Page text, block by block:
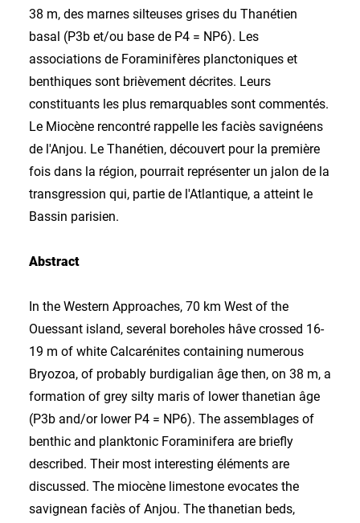
38 m, des marnes silteuses grises du Thanétien
basal (P3b et/ou base de P4 = NP6). Les
associations de Foraminifères planctoniques et
benthiques sont brièvement décrites. Leurs
constituants les plus remarquables sont commentés.
Le Miocène rencontré rappelle les faciès savignéens
de l'Anjou. Le Thanétien, découvert pour la première
fois dans la région, pourrait représenter un jalon de la
transgression qui, partie de l'Atlantique, a atteint le
Bassin parisien.
Abstract
In the Western Approaches, 70 km West of the
Ouessant island, several boreholes hâve crossed 16-
19 m of white Calcarénites containing numerous
Bryozoa, of probably burdigalian âge then, on 38 m, a
formation of grey silty maris of lower thanetian âge
(P3b and/or lower P4 = NP6). The assemblages of
benthic and planktonic Foraminifera are briefly
described. Their most interesting éléments are
discussed. The miocène limestone evocates the
savignean faciès of Anjou. The thanetian beds,